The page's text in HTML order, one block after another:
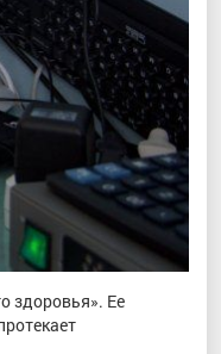
здоровья». Ее